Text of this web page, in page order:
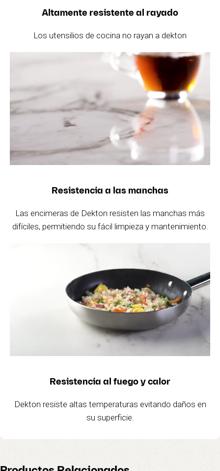
Altamente resistente al rayado
Los utensilios de cocina no rayan a dekton
Resistencia a las manchas
Las encimeras de Dekton resisten las manchas más
difíciles, permitiendo su fácil limpieza y mantenimiento.
Resistencia al fuego y calor
Dekton resiste altas temperaturas evitando daños en
su superficie.